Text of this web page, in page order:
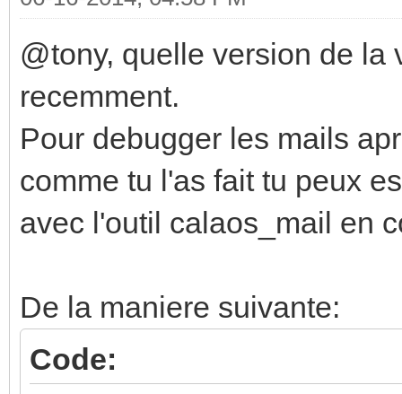
@tony, quelle version de
recemment.
Pour debugger les mails
comme tu l'as fait tu peux
avec l'outil calaos_mail en
De la maniere suivante:
Code: